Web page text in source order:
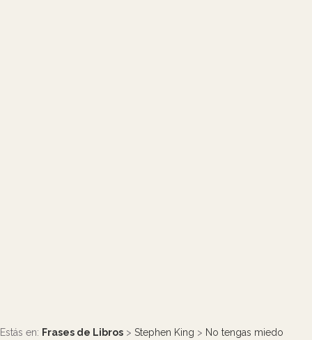
Estás en: Frases de Libros > Stephen King > No tengas miedo